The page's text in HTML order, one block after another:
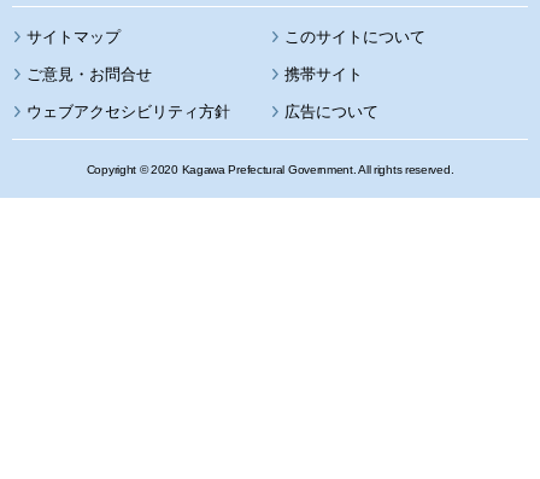
サイトマップ このサイトについて
携帯サイト
ウェブアクセシビリティ方針 広告について
Copyright © 2020 Kagawa Prefectural Government. All rights reserved.